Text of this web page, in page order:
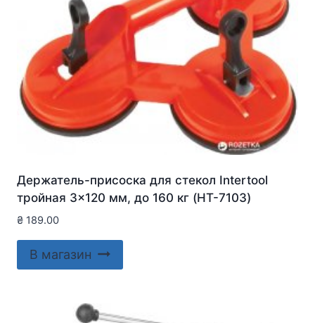
Держатель-присоска для стекол Intertool
тройная 3×120 мм, до 160 кг (HT-7103)
₴ 189.00
В магазин